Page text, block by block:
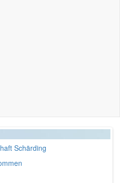
Schärding
unseren Bezirk